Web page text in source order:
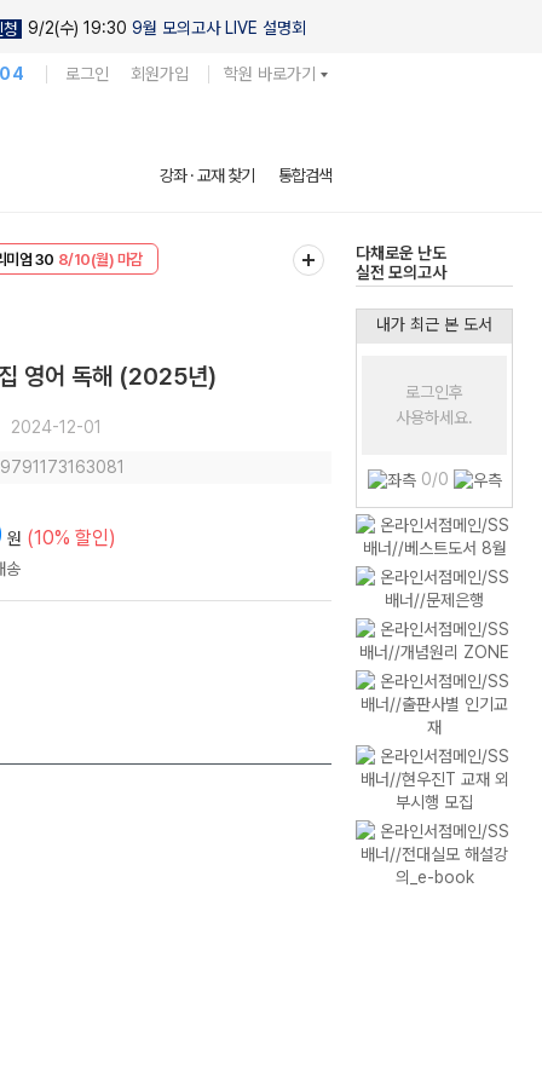
청 9/2(수) 19:30 9월 모의고사 LIVE 설명회
로그인 회원가입 학원 바로가기
강좌 · 교재 찾기 통합검색
미엄 30 8/10(월) 마감
8/10(월) 마감
다채로운 난도
실전 모의고사
영어 독해 (2025년)
2024-12-01
9791173163081
원 (10% 할인)
내가 최근 본 도서
로그인후
사용하세요.
0/0